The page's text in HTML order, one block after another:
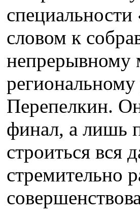
словом к
непрерывному
Перепелкин.
финал, а лишь
строиться вся
стремительно